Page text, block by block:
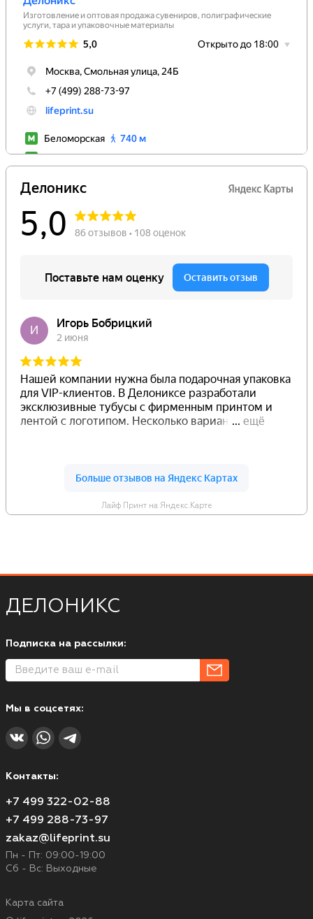
Лайф Принт на Яндекс.Карте
ДЕЛОНИКС
Подписка на рассылки:
Мы в соцсетях:
Контакты:
+7 499 322-02-88
+7 499 288-73-97
zakaz@lifeprint.su
Пн - Пт: 09:00-19:00
Сб - Вс: Выходные
Карта сайта